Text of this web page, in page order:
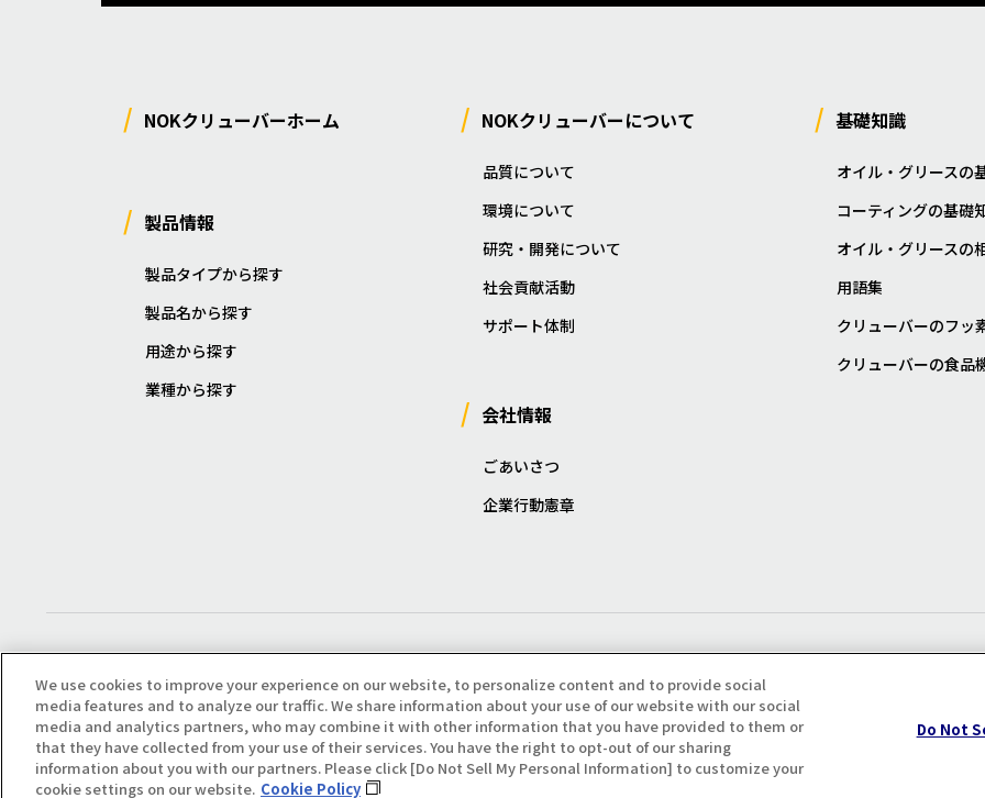
NOKクリューバーホーム
製品情報
製品タイプから探す
製品名から探す
用途から探す
業種から探す
NOKクリューバーについて
品質について
環境について
研究・開発について
社会貢献活動
サポート体制
会社情報
ごあいさつ
企業行動憲章
基礎知識
オイル・グリースの
コーティングの基礎
オイル・グリースの
用語集
クリューバーのフッ
クリューバーの食品
プライバシー・クッキーポリシ
Copyright(C) All Right Reserved. Producted by NOK KLÜBER CO., LTD.
We use cookies to improve your experience on our website, to personalize content and to provide social
media features and to analyze our traffic. We share information about your use of our website with our social
media and analytics partners, who may combine it with other information that you have provided to them or
that they have collected from your use of their services. You have the right to opt-out of our sharing
information about you with our partners. Please click [Do Not Sell My Personal Information] to customize your
cookie settings on our website. Cookie Policy
Do Not